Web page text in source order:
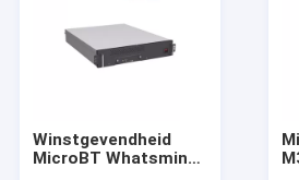
Video's
Winstgevendheid
MicroBT Whatsminer